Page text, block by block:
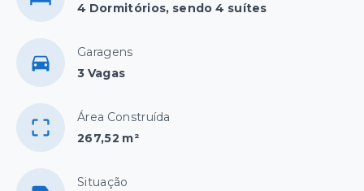
4 Dormitórios, sendo 4 suítes
Garagens
3 Vagas
Área Construída
267,52 m²
Situação